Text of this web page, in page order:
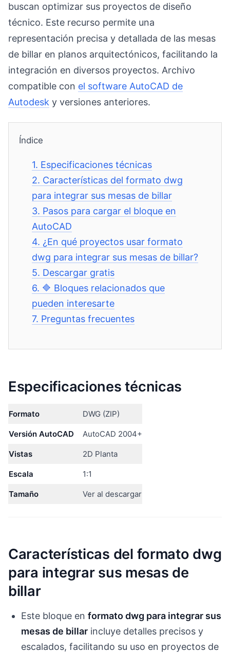
buscan optimizar sus proyectos de diseño
técnico. Este recurso permite una
representación precisa y detallada de las mesas
de billar en planos arquitectónicos, facilitando la
integración en diversos proyectos. Archivo
compatible con el software AutoCAD de
Autodesk y versiones anteriores.
Índice
1. Especificaciones técnicas
2. Características del formato dwg
para integrar sus mesas de billar
3. Pasos para cargar el bloque en
AutoCAD
4. ¿En qué proyectos usar formato
dwg para integrar sus mesas de billar?
5. Descargar gratis
6. 🔷 Bloques relacionados que
pueden interesarte
7. Preguntas frecuentes
Especificaciones técnicas
Formato DWG (ZIP)
Versión AutoCAD AutoCAD 2004+
Vistas 2D Planta
Escala 1:1
Tamaño Ver al descargar
Características del formato dwg
para integrar sus mesas de
billar
Este bloque enformato dwg para integrar sus
mesas de billar incluye detalles precisos y
escalados, facilitando su uso en proyectos de